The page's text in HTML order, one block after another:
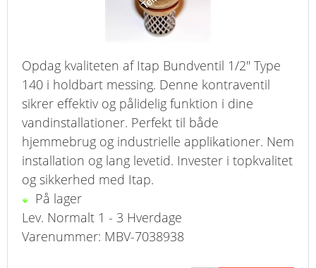
BEFÆSTIGELSE
BESPÆNDING, GUMMIDELE M.M.
BEARBEJDNING, MONTAGE & HAVEARBEJDE
MATERIEL HÅNDTERING
FORSIDE
KURV
Opdag kvaliteten af Itap Bundventil 1/2" Type
140 i holdbart messing. Denne kontraventil
sikrer effektiv og pålidelig funktion i dine
vandinstallationer. Perfekt til både
hjemmebrug og industrielle applikationer. Nem
installation og lang levetid. Invester i topkvalitet
og sikkerhed med Itap.
På lager
Lev. Normalt 1 - 3 Hverdage
Varenummer: MBV-7038938